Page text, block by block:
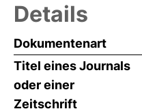
Details
Dokumentenart
Titel eines Journals
oder einer
Zeitschrift